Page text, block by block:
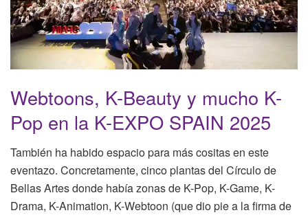
Webtoons, K-Beauty y mucho K-
Pop en la K-EXPO SPAIN 2025
También ha habido espacio para más cositas en este
eventazo. Concretamente, cinco plantas del Círculo de
Bellas Artes donde había zonas de K-Pop, K-Game, K-
Drama, K-Animation, K-Webtoon (que dio pie a la firma de